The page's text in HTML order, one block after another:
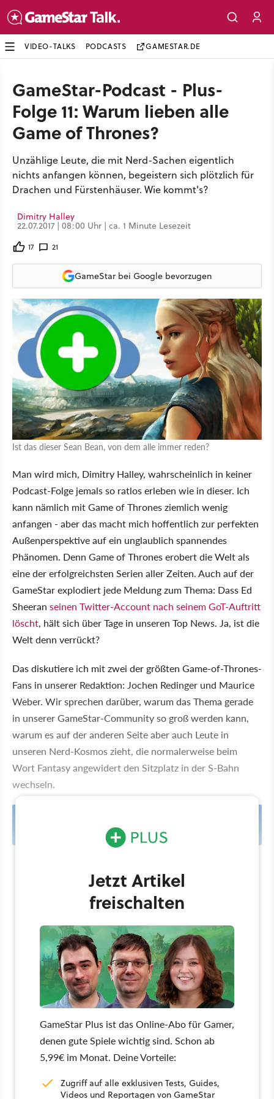
VIDEO-TALKS PODCASTS GAMESTAR.DE
GameStar-Podcast - Plus-
Folge 11: Warum lieben alle
Game of Thrones?
Unzählige Leute, die mit Nerd-Sachen eigentlich
nichts anfangen können, begeistern sich plötzlich für
Drachen und Fürstenhäuser. Wie kommt's?
Dimitry Halley
22.07.2017 | 08:00 Uhr | ca. 1 Minute Lesezeit
17 21
GameStar bei Google bevorzugen
Ist das dieser Sean Bean, von dem alle immer reden?
Man wird mich, Dimitry Halley, wahrscheinlich in keiner
Podcast-Folge jemals so ratlos erleben wie in dieser. Ich
kann nämlich mit Game of Thrones ziemlich wenig
anfangen - aber das macht mich hoffentlich zur perfekten
Außenperspektive auf ein unglaublich spannendes
Phänomen. Denn Game of Thrones erobert die Welt als
eine der erfolgreichsten Serien aller Zeiten. Auch auf der
GameStar explodiert jede Meldung zum Thema: Dass Ed
Sheeran seinen Twitter-Account nach seinem GoT-Auftritt
löscht, hält sich über Tage in unseren Top News. Ja, ist die
Welt denn verrückt?
Das diskutiere ich mit zwei der größten Game-of-Thrones-
Fans in unserer Redaktion: Jochen Redinger und Maurice
Weber. Wir sprechen darüber, warum das Thema gerade
in unserer GameStar-Community so groß werden kann,
warum es auf der anderen Seite aber auch Leute in
unseren Nerd-Kosmos zieht, die normalerweise beim
Wort Fantasy angewidert den Sitzplatz in der S-Bahn
wechseln.
Übersicht
Jetzt Artikel
freischalten
GameStar Plus ist das Online-Abo für Gamer,
denen gute Spiele wichtig sind. Schon ab
5,99€ im Monat. Deine Vorteile:
Zugriff auf alle exklusiven Tests, Guides,
Videos und Reportagen von GameStar